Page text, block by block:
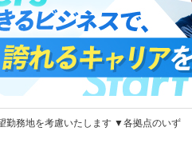
務地を考慮いたします ▼各拠点のいず